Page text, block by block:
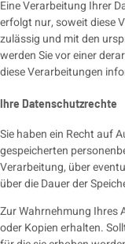
Eine Verarbeitung Ihrer
erfolgt nur, soweit diese
zulässig und mit den
werden Sie vor einer
diese Verarbeitungen
Ihre Datenschutzrechte
Sie haben ein Recht auf
gespeicherten
Verarbeitung, über
über die Dauer der
Zur Wahrnehmung Ihres
oder Kopien erhalten.